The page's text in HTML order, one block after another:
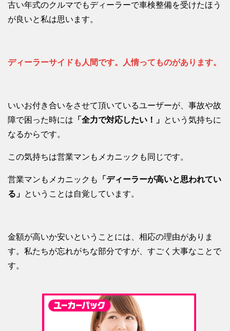
古い年式のクルマでもディーラーで車検整備を受けたほう
が良いと私は思います。
ディーラーサイドも人間です。人情ってものがあります。
いいお付き合いをさせて頂いているユーザーが、事故や故
障で困った時には 「全力で対応したい！」 という気持ちに
なるからです。
この気持ちは営業マンもメカニックも同じです。
営業マンもメカニックも
「ディーラーが高いと思われてい
る」 ということは自覚しています。
金額が高いか安いということには、相応の理由がありま
す。私たちが忘れがちな部分ですが、すごく大事なことで
す。